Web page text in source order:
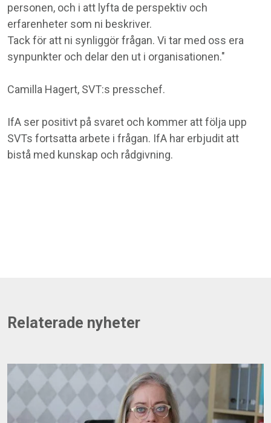
personen, och i att lyfta de perspektiv och
erfarenheter som ni beskriver.
Tack för att ni synliggör frågan. Vi tar med oss era
synpunkter och delar den ut i organisationen."
Camilla Hagert, SVT:s presschef.
IfA ser positivt på svaret och kommer att följa upp
SVTs fortsatta arbete i frågan. IfA har erbjudit att
bistå med kunskap och rådgivning.
Relaterade nyheter